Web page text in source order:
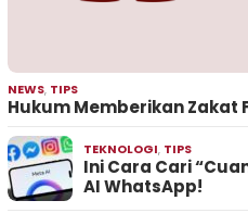
NEWS, TIPS
Hukum Memberikan Zakat
TEKNOLOGI, TIPS
Ini Cara Cari
AI WhatsApp!